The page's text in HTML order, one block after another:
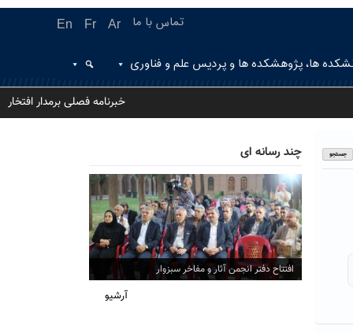
En Fr Ar تماس با ما
ها، پژوهشکده ها و پردیس علم و فناوری
خبرنامه فصلی برمدار افتخار
چند رسانه ای
افتتاح دفتر انجمن آثار و مفاخر سبزوار
آرشیو